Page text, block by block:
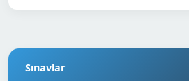
Sınavlar